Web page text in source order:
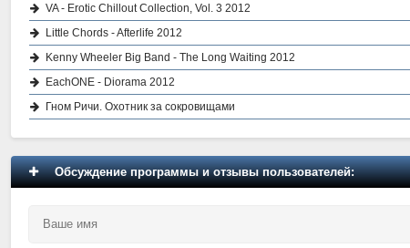
VA - Erotic Chillout Collection, Vol. 3 2012
Little Chords - Afterlife 2012
Kenny Wheeler Big Band - The Long Waiting 2012
EachONE - Diorama 2012
Гном Ричи. Охотник за сокровищами
Обсуждение программы и отзывы пользователей: